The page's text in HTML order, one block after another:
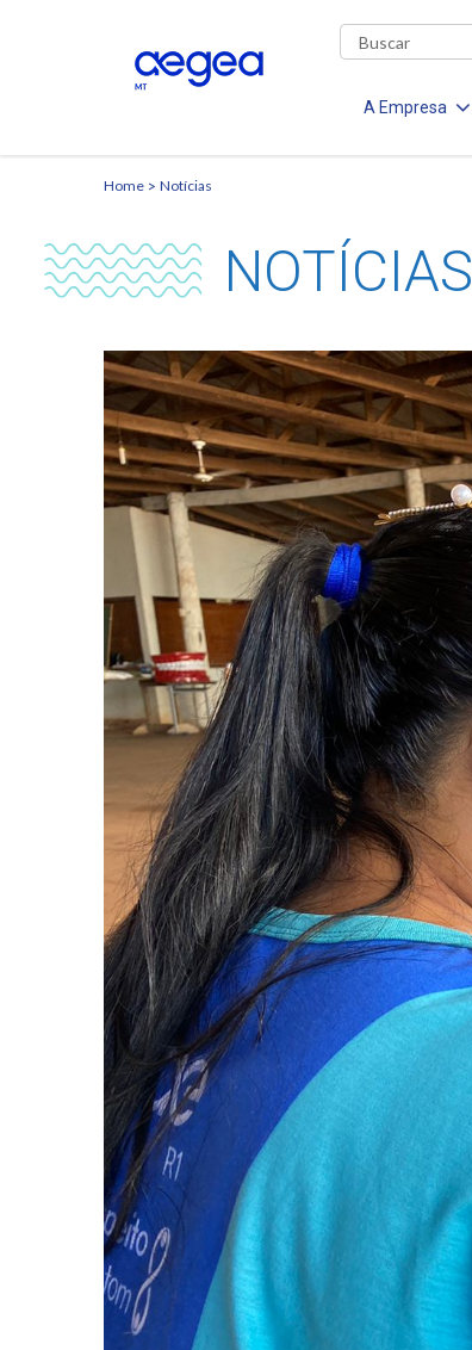
A Empresa
Home Notícias
NOTÍCIAS